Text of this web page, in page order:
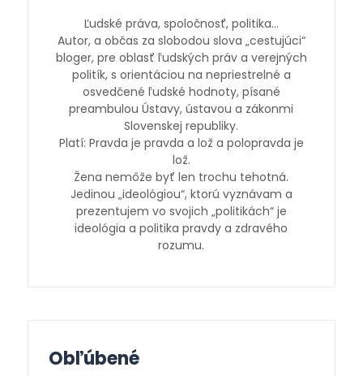
Ľudské práva, spoločnosť, politika…
Autor, a občas za slobodou slova „cestujúci“
bloger, pre oblasť ľudských práv a verejných
politík, s orientáciou na nepriestrelné a
osvedčené ľudské hodnoty, písané
preambulou Ústavy, ústavou a zákonmi
Slovenskej republiky.
Platí: Pravda je pravda a lož a polopravda je
lož.
Žena nemôže byť len trochu tehotná.
Jedinou „ideológiou“, ktorú vyznávam a
prezentujem vo svojich „politikách“ je
ideológia a politika pravdy a zdravého
rozumu.
Obľúbené